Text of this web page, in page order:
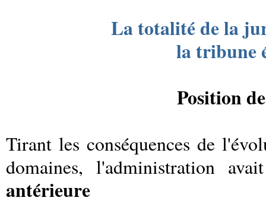
La totalité de la
la tribune
Position
Tirant les conséquences de
domaines, l'administration
antérieure